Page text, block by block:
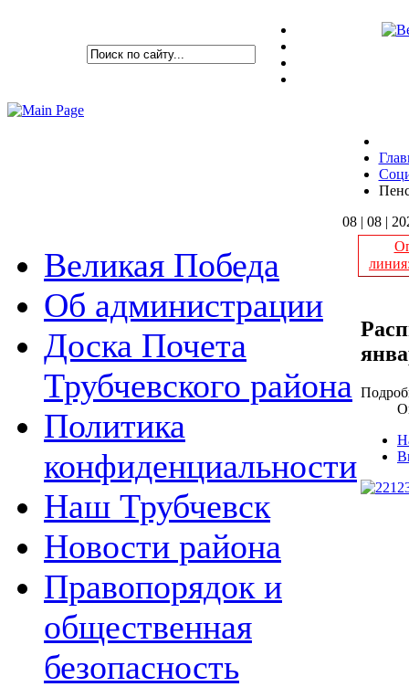
08 | 08 |
Великая Победа
Об администрации
Доска Почета
Трубчевского района
Политика
конфиденциальности
Наш Трубчевск
Новости района
Правопорядок и
общественная
безопасность